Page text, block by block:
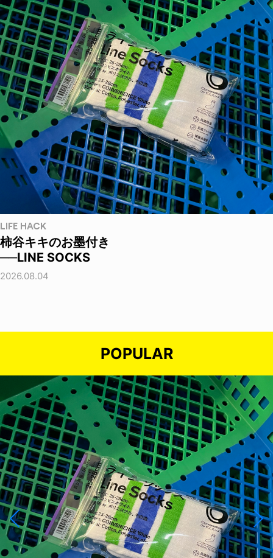
LIFE HACK
柿谷キキのお墨付き
──LINE SOCKS
2026.08.04
POPULAR